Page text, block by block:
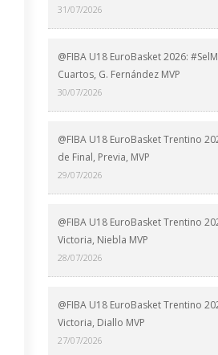
31/07/2026
@FIBA U18 EuroBasket 2026:
Cuartos, G. Fernández MVP
30/07/2026
@FIBA U18 EuroBasket Trentino
de Final, Previa, MVP
29/07/2026
@FIBA U18 EuroBasket Trentino
Victoria, Niebla MVP
28/07/2026
@FIBA U18 EuroBasket Trentino
Victoria, Diallo MVP
27/07/2026